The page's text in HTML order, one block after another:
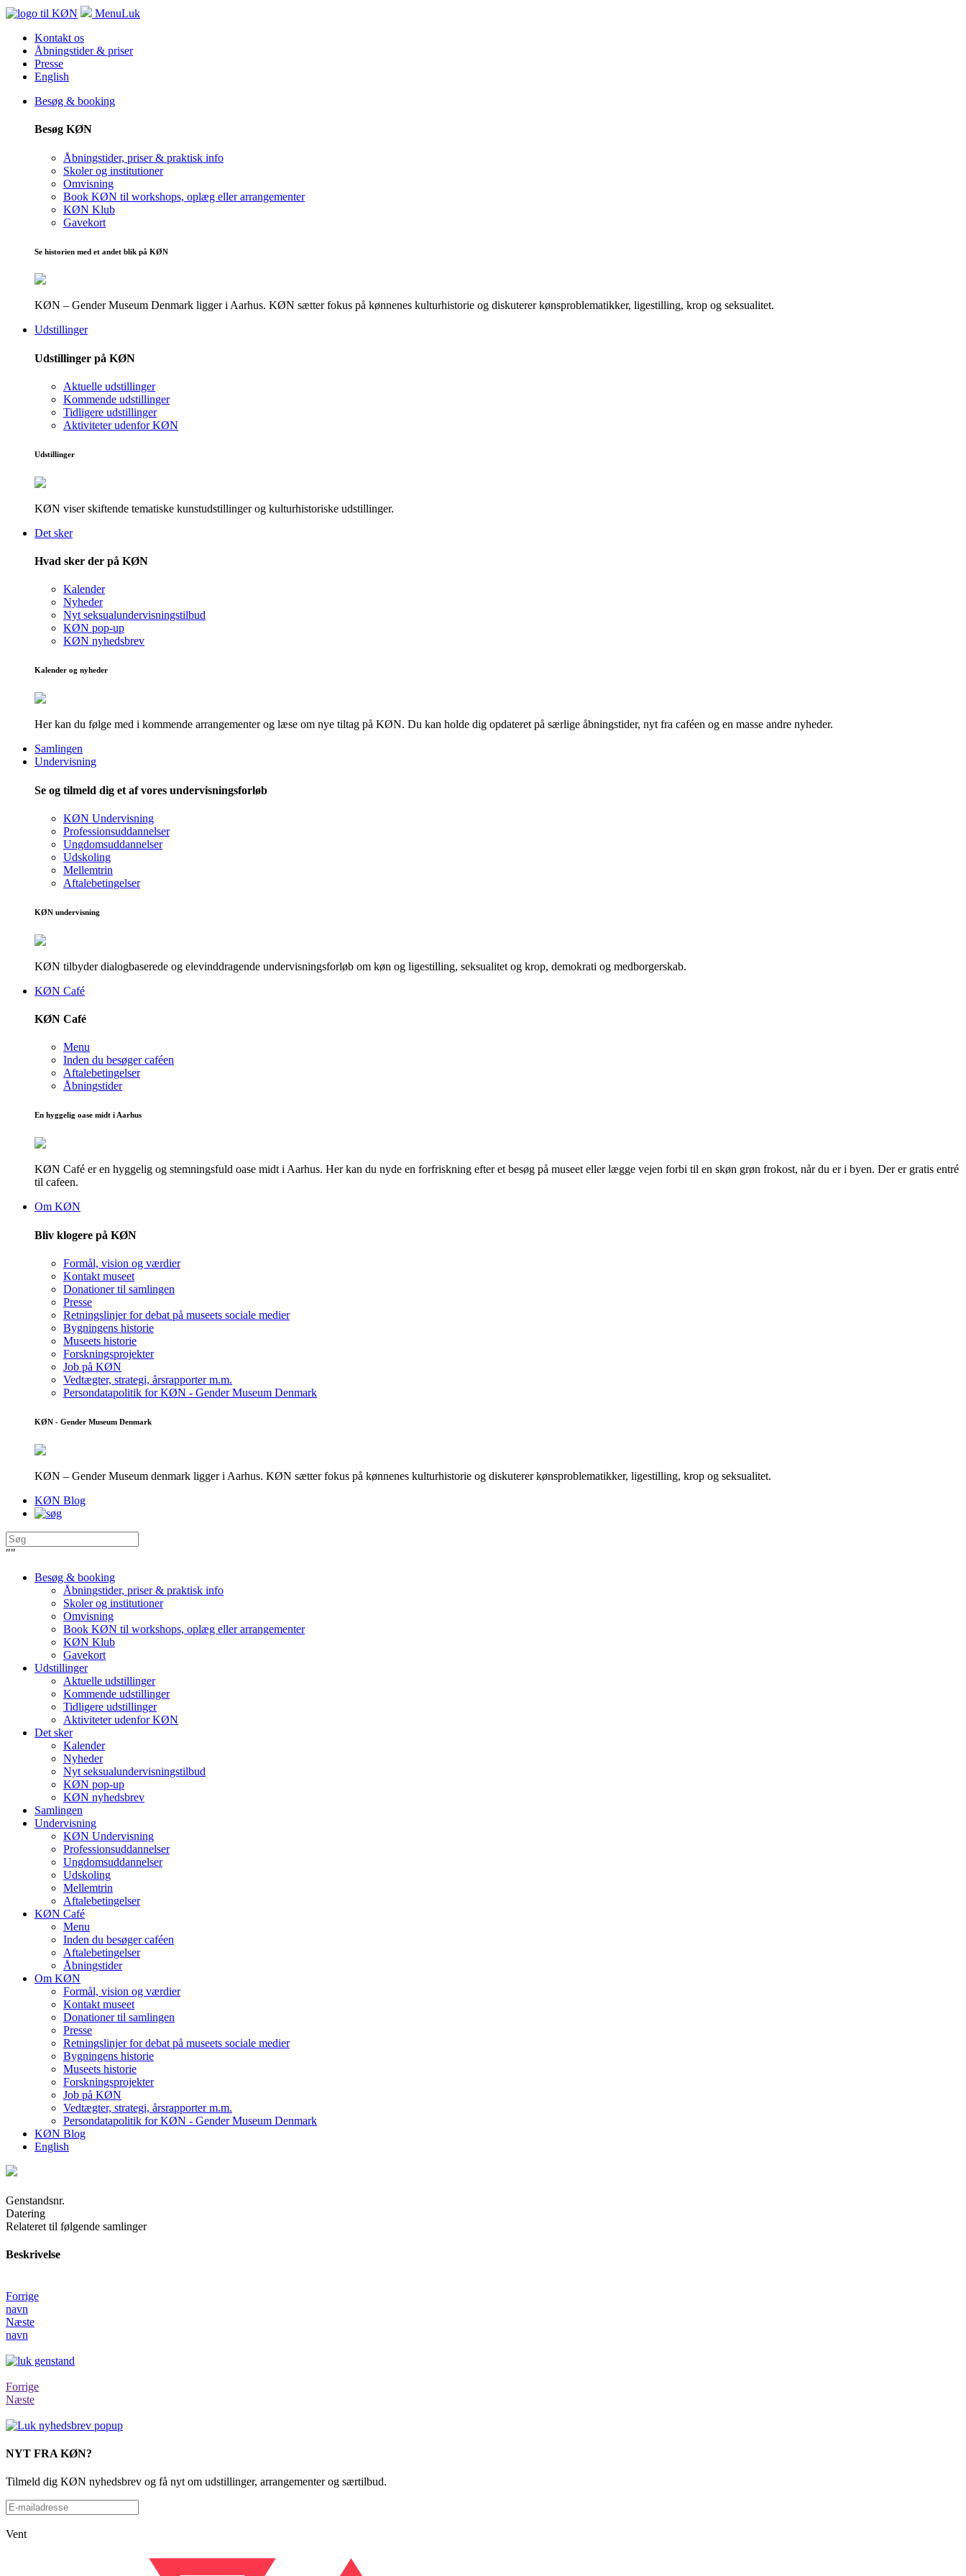
MenuLuk
Kontakt os
Åbningstider & priser
Presse
English
Besøg & booking
Besøg KØN
Åbningstider, priser & praktisk info
Skoler og institutioner
Omvisning
Book KØN til workshops, oplæg eller arrangementer
KØN Klub
Gavekort
Se historien med et andet blik på KØN
KØN – Gender Museum Denmark ligger i Aarhus. KØN sætter fokus på kønnenes kulturhistorie og diskuterer kønsproblematikker, ligestilling, krop og seksualitet.
Udstillinger
Udstillinger på KØN
Aktuelle udstillinger
Kommende udstillinger
Tidligere udstillinger
Aktiviteter udenfor KØN
Udstillinger
KØN viser skiftende tematiske kunstudstillinger og kulturhistoriske udstillinger.
Det sker
Hvad sker der på KØN
Kalender
Nyheder
Nyt seksualundervisningstilbud
KØN pop-up
KØN nyhedsbrev
Kalender og nyheder
Her kan du følge med i kommende arrangementer og læse om nye tiltag på KØN. Du kan holde dig opdateret på særlige åbningstider, nyt fra caféen og en masse andre nyheder.
Samlingen
Undervisning
Se og tilmeld dig et af vores undervisningsforløb
KØN Undervisning
Professionsuddannelser
Ungdomsuddannelser
Udskoling
Mellemtrin
Aftalebetingelser
KØN undervisning
KØN tilbyder dialogbaserede og elevinddragende undervisningsforløb om køn og ligestilling, seksualitet og krop, demokrati og medborgerskab.
KØN Café
KØN Café
Menu
Inden du besøger caféen
Aftalebetingelser
Åbningstider
En hyggelig oase midt i Aarhus
KØN Café er en hyggelig og stemningsfuld oase midt i Aarhus. Her kan du nyde en forfriskning efter et besøg på museet eller lægge vejen forbi til en skøn grøn frokost, når du er i byen. Der er gratis entré
til cafeen.
Om KØN
Bliv klogere på KØN
Formål, vision og værdier
Kontakt museet
Donationer til samlingen
Presse
Retningslinjer for debat på museets sociale medier
Bygningens historie
Museets historie
Forskningsprojekter
Job på KØN
Vedtægter, strategi, årsrapporter m.m.
Persondatapolitik for KØN - Gender Museum Denmark
KØN - Gender Museum Denmark
KØN – Gender Museum denmark ligger i Aarhus. KØN sætter fokus på kønnenes kulturhistorie og diskuterer kønsproblematikker, ligestilling, krop og seksualitet.
KØN Blog
""
Besøg & booking
Åbningstider, priser & praktisk info
Skoler og institutioner
Omvisning
Book KØN til workshops, oplæg eller arrangementer
KØN Klub
Gavekort
Udstillinger
Aktuelle udstillinger
Kommende udstillinger
Tidligere udstillinger
Aktiviteter udenfor KØN
Det sker
Kalender
Nyheder
Nyt seksualundervisningstilbud
KØN pop-up
KØN nyhedsbrev
Samlingen
Undervisning
KØN Undervisning
Professionsuddannelser
Ungdomsuddannelser
Udskoling
Mellemtrin
Aftalebetingelser
KØN Café
Menu
Inden du besøger caféen
Aftalebetingelser
Åbningstider
Om KØN
Formål, vision og værdier
Kontakt museet
Donationer til samlingen
Presse
Retningslinjer for debat på museets sociale medier
Bygningens historie
Museets historie
Forskningsprojekter
Job på KØN
Vedtægter, strategi, årsrapporter m.m.
Persondatapolitik for KØN - Gender Museum Denmark
KØN Blog
English
Genstandsnr.
Datering
Relateret til følgende samlinger
Beskrivelse
Forrige
navn
Næste
navn
Forrige
Næste
NYT FRA KØN?
Tilmeld dig KØN nyhedsbrev og få nyt om udstillinger, arrangementer og særtilbud.
Vent